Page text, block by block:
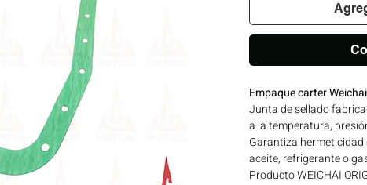
Empaque carter
Junta de sellado
a la temperatura,
Garantiza
aceite, refrigerante o
Producto WEICHAI